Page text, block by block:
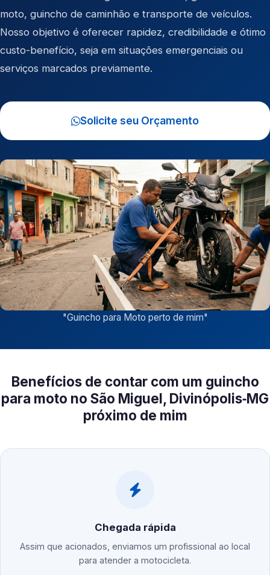
moto, guincho de caminhão e transporte de veículos.
Nosso objetivo é oferecer rapidez, credibilidade e ótimo
custo-benefício, seja em situações emergenciais ou
serviços marcados previamente.
Solicite seu Orçamento
"Guincho para Moto perto de mim"
Benefícios de contar com um guincho
para moto no São Miguel, Divinópolis‑MG
próximo de mim
Chegada rápida
Assim que acionados, enviamos um profissional ao local
para atender a motocicleta.